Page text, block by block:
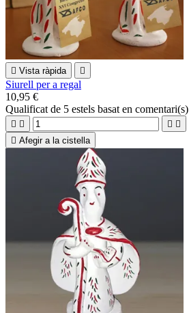
 Vista ràpida 
Siurell per a regal
10,95 €
Qualificat de 5 estels basat en comentari(s)
   
 Afegir a la cistella